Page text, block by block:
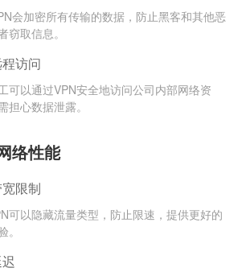
会加密所有传输的数据，防止黑客和其他恶
窃取信息。
访问
可以通过VPN安全地访问公司内部网络资
担心数据泄露。
络性能
限制
可以隐藏流量类型，防止限速，提供更好的
。